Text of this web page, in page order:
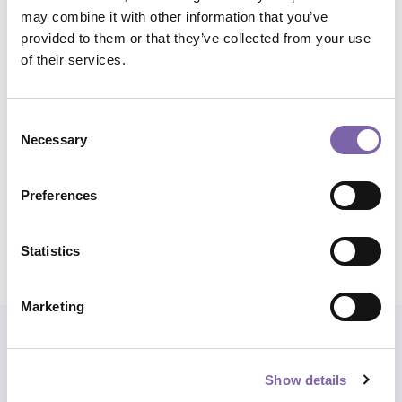
may combine it with other information that you’ve
provided to them or that they’ve collected from your use
of their services.
Selection
Necessary
Preferences
Statistics
Marketing
Show details
Ambiti tematici:Cura e gestione del patrimonio
Ambiti di applicazione: Musei, Archivi, Biblioteche
Condividi corso
Esplora anche i percorsi